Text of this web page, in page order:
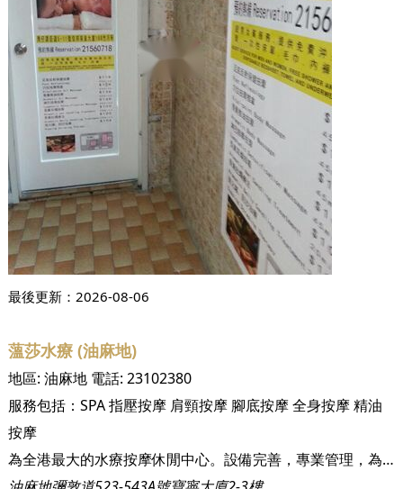
最後更新： 2026-08-06
薀莎水療 (油麻地)
地區: 油麻地電話: 23102380
服務包括： SPA指壓按摩 肩頸按摩 腳底按摩全身按摩精油
按摩
為全港最大的水療按摩休閒中心。設備完善，專業管理，為現代都市人遠離喧嘩，調劑繁忙生活節奏及社交消閒之理想去處。我們的按摩師經過挑選和專業的培訓，為了提供更好的服務給顧客，我們首創5分鐘試工，令顧客享受先試後做的全新體驗。我們致力營造一個舒適的環境，為客人提供全方位的水療及按摩服務，歡迎您來到薀莎水療。